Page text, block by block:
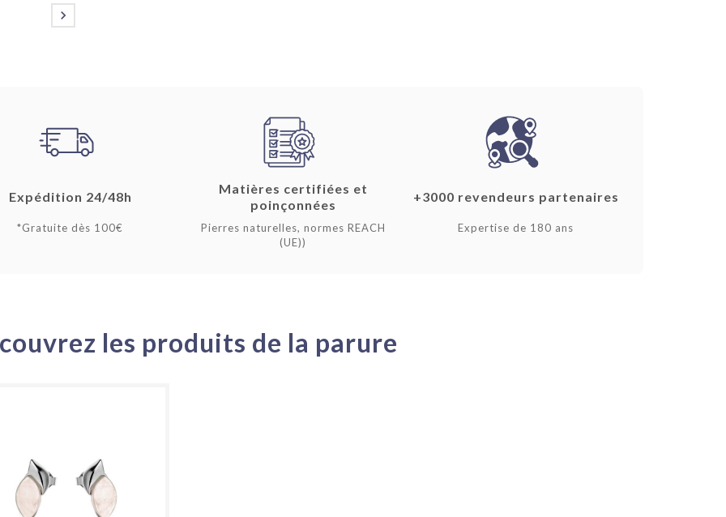

Expédition 24/48h
*Gratuite dès 100€
Matières certifiées et
poinçonnées
Pierres naturelles, normes REACH
(UE))
+3000 revendeurs partenaires
Expertise de 180 ans
les produits de la parure